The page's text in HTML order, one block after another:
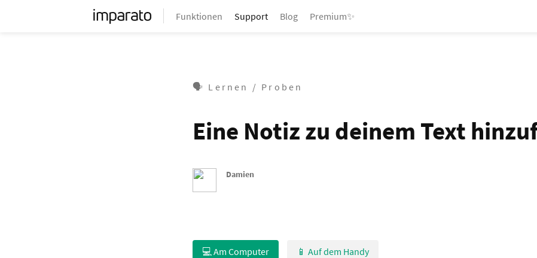
Funktionen Support Blog Premium✨
🗣 Lernen / Proben
Eine Notiz zu deinem Text
Damien
💻 Am Computer 📱 Auf dem Handy